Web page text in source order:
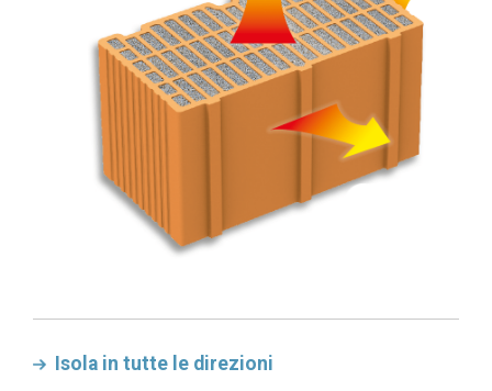
Isola in tutte le direzioni